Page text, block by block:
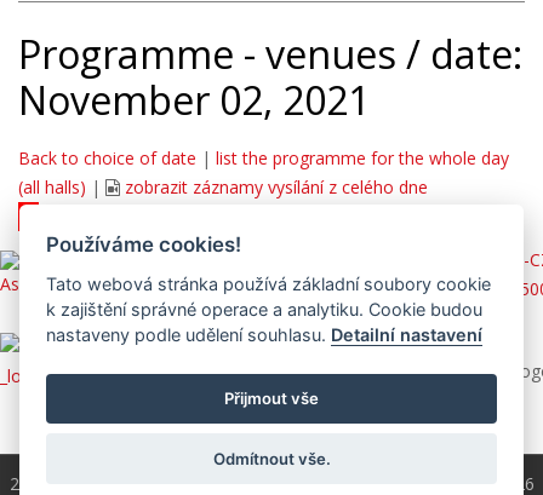
Programme - venues / date:
November 02, 2021
Back to choice of date | list the programme for the whole day
(all halls) |
zobrazit záznamy vysílání z celého dne
2004 - 2026 © Copyright / programování a správa 2004 - 2026
Používáme cookies!
Tato webová stránka používá základní soubory cookie
k zajištění správné operace a analytiku. Cookie budou
nastaveny podle udělení souhlasu. Detailní nastavení
Přijmout vše
Odmítnout vše.